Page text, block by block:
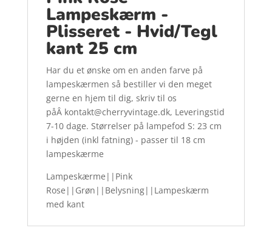
Lampeskærm -
Plisseret - Hvid/Tegl
kant 25 cm
Har du et ønske om en anden farve på
lampeskærmen så bestiller vi den meget
gerne en hjem til dig, skriv til os
påÂ kontakt@cherryvintage.dk, Leveringstid
7-10 dage. Størrelser på lampefod S: 23 cm
i højden (inkl fatning) - passer til 18 cm
lampeskærme
Lampeskærme||Pink
Rose||Grøn||Belysning||Lampeskærm
med kant